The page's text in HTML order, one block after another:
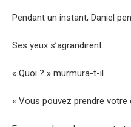
Pendant un instant, Daniel
Ses yeux s’agrandirent.
« Quoi ? » murmura-t-il.
« Vous pouvez prendre